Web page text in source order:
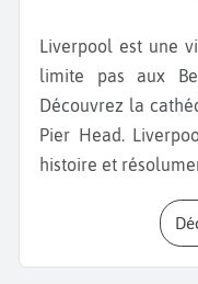
Liverpool est une ville chargée d’histoire, qui ne se
limite pas aux
Découvrez la
Pier Head.
histoire et